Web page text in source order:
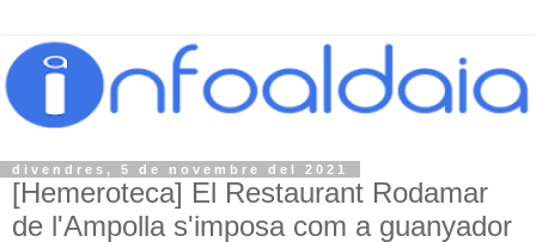
divendres, 5 de novembre del 2021
[Hemeroteca] El Restaurant Rodamar
de l'Ampolla s'imposa com a guanyador